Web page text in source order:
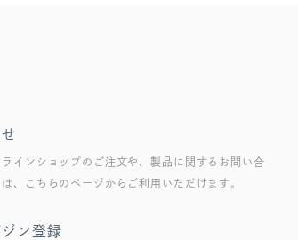
ラインショップのご注文や、製品に関するお問い合
は、こちらのページからご利用いただけます。
ン登録